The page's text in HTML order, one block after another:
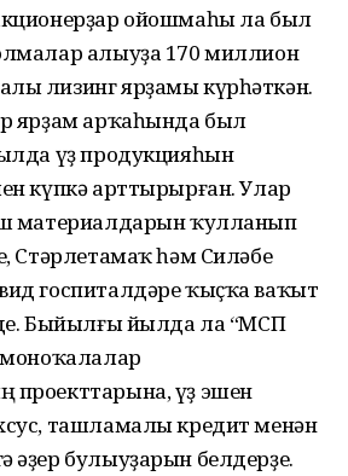
ойошмаһы ла был
алыуҙа 170 миллион
лизинг ярҙамы күрһәткән.
ярҙам арҡаһында был
үҙ продукцияһын
күпкә арттырырған. Улар
материалдарын ҡулланып
Стәрлетамаҡ һәм Силәбе
госпиталдәре ҡыҫҡа ваҡыт
Быйылғы йылда ла “МСП
үҙ эшен
ташламалы кредит менән
булыуҙарын белдерҙе.